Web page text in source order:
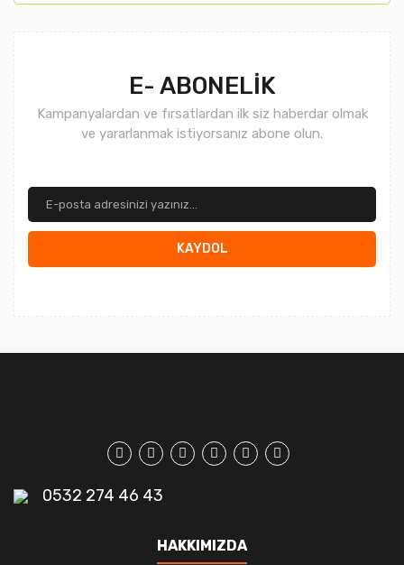
E- ABONELİK
Kampanyalardan ve fırsatlardan ilk siz haberdar olmak
ve yararlanmak istiyorsanız abone olun.
KAYDOL
0532 274 46 43
HAKKIMIZDA